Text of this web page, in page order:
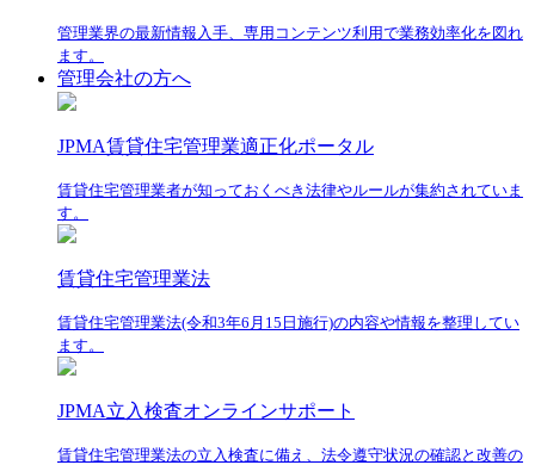
管理業界の最新情報入手、専用コンテンツ利用で業務効率化を図れ
ます。
管理会社の方へ
JPMA賃貸住宅管理業適正化ポータル
賃貸住宅管理業者が知っておくべき法律やルールが集約されていま
す。
賃貸住宅管理業法
賃貸住宅管理業法(令和3年6月15日施行)の内容や情報を整理してい
ます。
JPMA立入検査オンラインサポート
賃貸住宅管理業法の立入検査に備え、法令遵守状況の確認と改善の